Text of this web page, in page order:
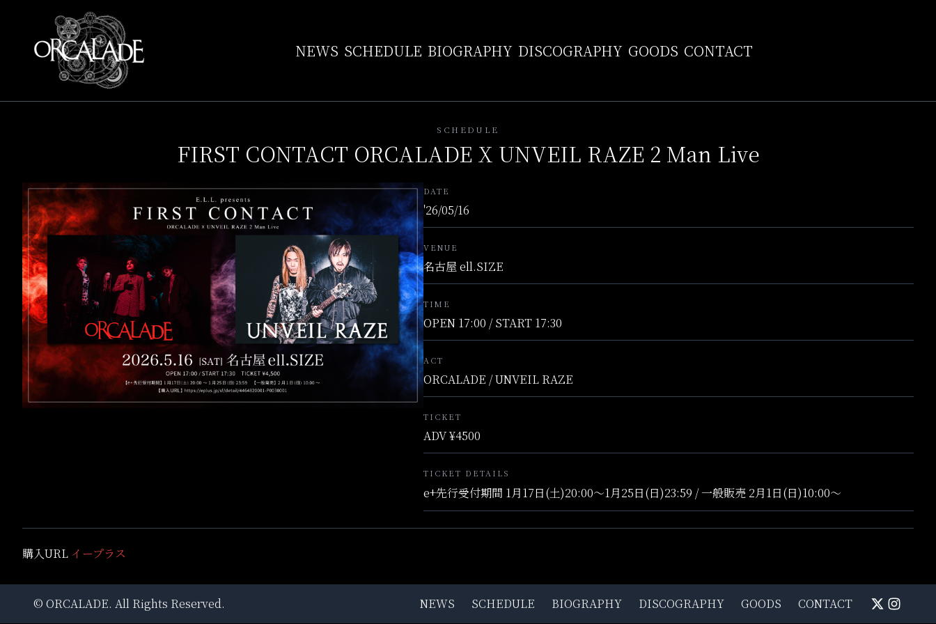
NEWS SCHEDULE BIOGRAPHY DISCOGRAPHY GOODS CONTACT
SCHEDULE
FIRST CONTACT ORCALADE X UNVEIL RAZE 2 Man Live
DATE
'26/05/16
VENUE
名古屋 ell.SIZE
TIME
OPEN 17:00 / START 17:30
ACT
ORCALADE / UNVEIL RAZE
TICKET
ADV ¥4500
TICKET DETAILS
e+先行受付期間 1月17日(土)20:00〜1月25日(日)23:59 / 一般販売 2月1日(日)10:00〜
購入URL イープラス
© ORCALADE. All Rights Reserved. NEWS SCHEDULE BIOGRAPHY DISCOGRAPHY GOODS CONTACT